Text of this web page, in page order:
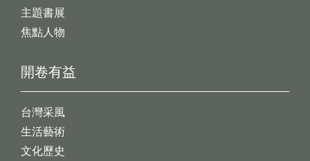
開卷有益
台灣采風
生活藝術
文化歷史
主題書展
焦點人物